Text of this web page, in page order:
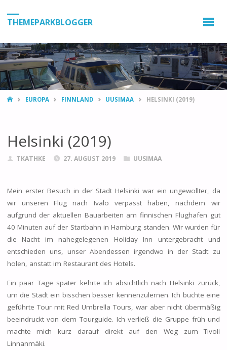
THEMEPARKBLOGGER
HOMEEUROPA FINNLAND UUSIMAA HELSINKI (2019)
Helsinki (2019)
TKATHKE 27. AUGUST 2019 UUSIMAA
Mein erster Besuch in der Stadt Helsinki war ein ungewollter, da
wir unseren Flug nach Ivalo verpasst haben, nachdem wir
aufgrund der aktuellen Bauarbeiten am finnischen Flughafen gut
40 Minuten auf der Startbahn in Hamburg standen. Wir wurden für
die Nacht im nahegelegenen Holiday Inn untergebracht und
entschieden uns, unser Abendessen irgendwo in der Stadt zu
holen, anstatt im Restaurant des Hotels.
Ein paar Tage später kehrte ich absichtlich nach Helsinki zurück,
um die Stadt ein bisschen besser kennenzulernen. Ich buchte eine
geführte Tour mit Red Umbrella Tours, war aber nicht übermäßig
beeindruckt von dem Tourguide. Ich verließ die Gruppe früh und
machte mich kurz darauf direkt auf den Weg zum Tivoli
Linnanmäki.